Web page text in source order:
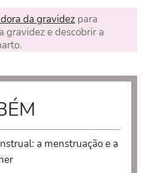
da gravidez para
gravidez e descobrir a
a menstruação e a